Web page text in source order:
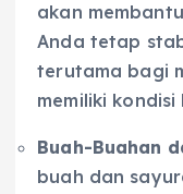
akan
Anda tetap
terutama bagi
memiliki
Buah-Buahan
buah dan